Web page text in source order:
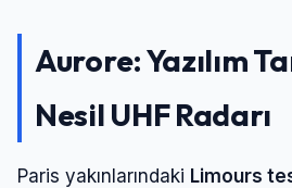
Aurore: Yazılım
Nesil UHF Radarı
Paris yakınlarındaki Limours